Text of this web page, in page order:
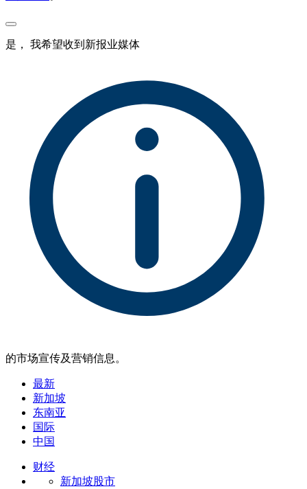
是， 我希望收到新报业媒体
的市场宣传及营销信息。
最新
新加坡
东南亚
国际
中国
财经
新加坡股市